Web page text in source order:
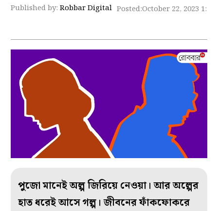
Published by:Robbar Digital Posted:October 22, 2023
পুজো মানেই অল্প জিরিয়ে নেওয়া। আর অল্পের
হাত ধরেই আসে গল্প। জীবনের ফাঁকফোকরে